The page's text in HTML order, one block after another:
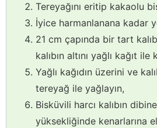
Tereyağını eritip kakaolu
İyice harmanlanana kadar
21 cm çapında bir tart
kalıbın altını yağlı kağıt ile
Yağlı kağıdın üzerini ve
tereyağ ile yağlayın,
Bisküvili harcı kalıbın
yüksekliğinde kenarlarına